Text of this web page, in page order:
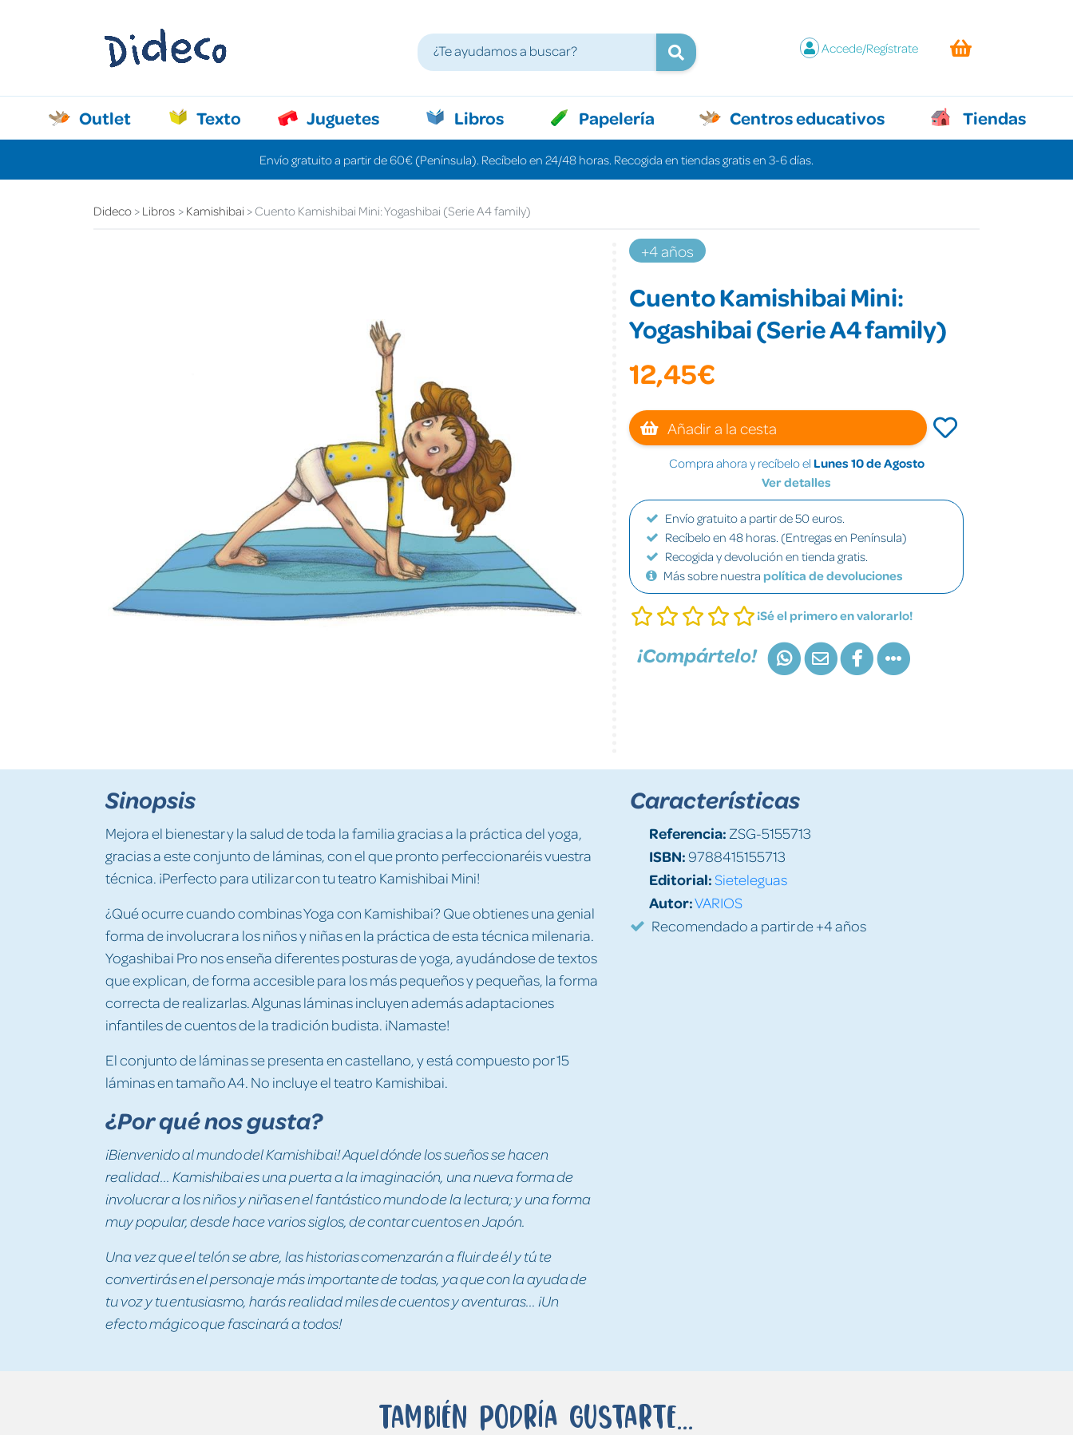
Accede/Regístrate
Outlet Texto Juguetes Libros Papelería Centros educativos Tiendas
Envío gratuito a partir de 60€ (Península). Recíbelo en 24/48 horas. Recogida en tiendas gratis en 3-6 días.
Dideco Libros Kamishibai Cuento Kamishibai Mini: Yogashibai (Serie A4 family)
+4 años
Cuento Kamishibai Mini:
Yogashibai (Serie A4 family)
12,45€
Añadir a la cesta
Compra ahora y recíbelo el Lunes 10 de Agosto
Ver detalles
Envío gratuito a partir de 50 euros.
Recíbelo en 48 horas. (Entregas en Península)
Recogida y devolución en tienda gratis.
Más sobre nuestra política de devoluciones
¡Sé el primero en valorarlo!
¡Compártelo!
Sinopsis
Mejora el bienestar y la salud de toda la familia gracias a la práctica del yoga,
gracias a este conjunto de láminas, con el que pronto perfeccionaréis vuestra
técnica. ¡Perfecto para utilizar con tu teatro Kamishibai Mini!
¿Qué ocurre cuando combinas Yoga con Kamishibai? Que obtienes una genial
forma de involucrar a los niños y niñas en la práctica de esta técnica milenaria.
Yogashibai Pro nos enseña diferentes posturas de yoga, ayudándose de textos
que explican, de forma accesible para los más pequeños y pequeñas, la forma
correcta de realizarlas. Algunas láminas incluyen además adaptaciones
infantiles de cuentos de la tradición budista. ¡Namaste!
El conjunto de láminas se presenta en castellano, y está compuesto por 15
láminas en tamaño A4. No incluye el teatro Kamishibai.
¿Por qué nos gusta?
¡Bienvenido al mundo del Kamishibai! Aquel dónde los sueños se hacen
realidad... Kamishibai es una puerta a la imaginación, una nueva forma de
involucrar a los niños y niñas en el fantástico mundo de la lectura; y una forma
muy popular, desde hace varios siglos, de contar cuentos en Japón.
Una vez que el telón se abre, las historias comenzarán a fluir de él y tú te
convertirás en el personaje más importante de todas, ya que con la ayuda de
tu voz y tu entusiasmo, harás realidad miles de cuentos y aventuras... ¡Un
efecto mágico que fascinará a todos!
Características
Referencia: ZSG-5155713
ISBN:9788415155713
Editorial:Sieteleguas
Autor:VARIOS
Recomendado a partir de +4 años
También podría gustarte...